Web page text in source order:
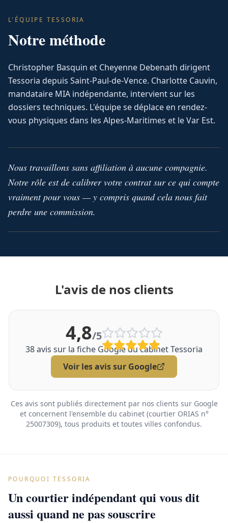
L'ÉQUIPE TESSORIA
Notre méthode
Christopher Basquin et Cheyenne Debenath dirigent
Tessoria depuis Saint-Paul-de-Vence. Charlotte Cauvin,
mandataire MIA indépendante, intervient sur les
dossiers techniques. L'équipe se déplace en rendez-
vous physiques dans les Alpes-Maritimes et le Var Est.
Nous travaillons sans affiliation à aucune compagnie.
Notre rôle est de calibrer votre contrat sur ce qui compte
vraiment pour vous — y compris quand cela nous fait
perdre une commission.
L'avis de nos clients
4,8/5
38avis sur la fiche Google du cabinet Tessoria
Voir les avis sur Google
Ces avis sont publiés directement par nos clients sur Google
et concernent l'ensemble du cabinet (courtier ORIAS n°
25007309), tous produits et toutes villes confondus.
POURQUOI TESSORIA
Un courtier indépendant qui vous dit
aussi quand ne pas souscrire